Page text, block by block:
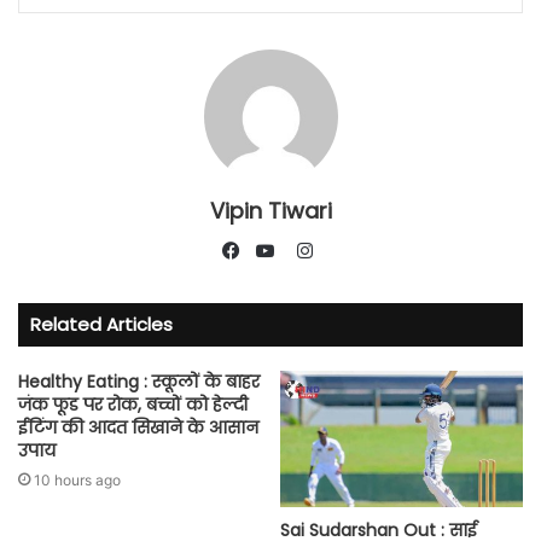
Vipin Tiwari
Instagram
Related Articles
Healthy Eating : स्कूलों के बाहर
जंक फूड पर रोक, बच्चों को हेल्दी
ईटिंग की आदत सिखाने के आसान
उपाय
10 hours ago
Sai Sudarshan Out : साई